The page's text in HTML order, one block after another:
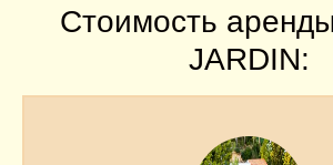
Стоимость
JARDIN: